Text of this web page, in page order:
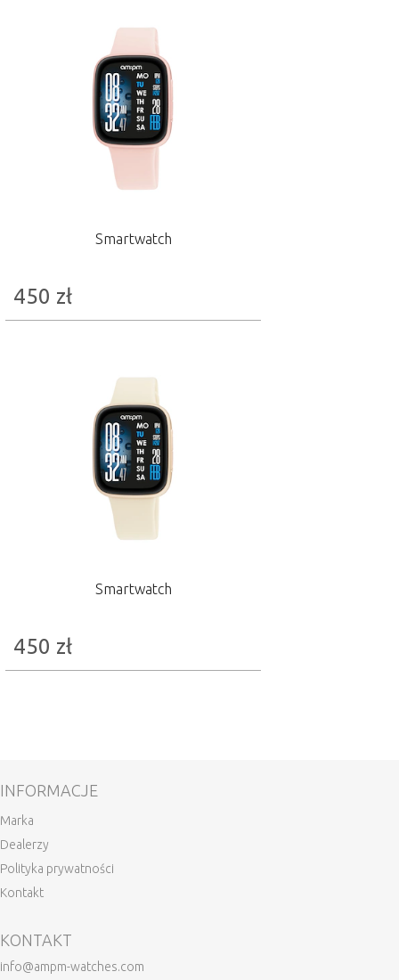
Smartwatch
450 zł
Smartwatch
450 zł
INFORMACJE
Marka
Dealerzy
Polityka prywatności
Kontakt
KONTAKT
info@ampm-watches.com